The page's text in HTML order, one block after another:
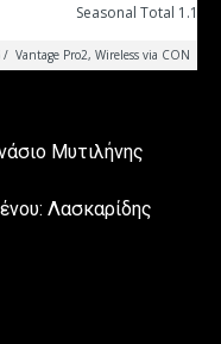
Μυτιλήνης
Λασκαρίδης